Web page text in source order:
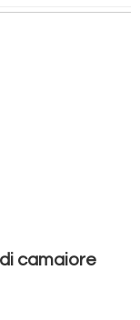
camaiore